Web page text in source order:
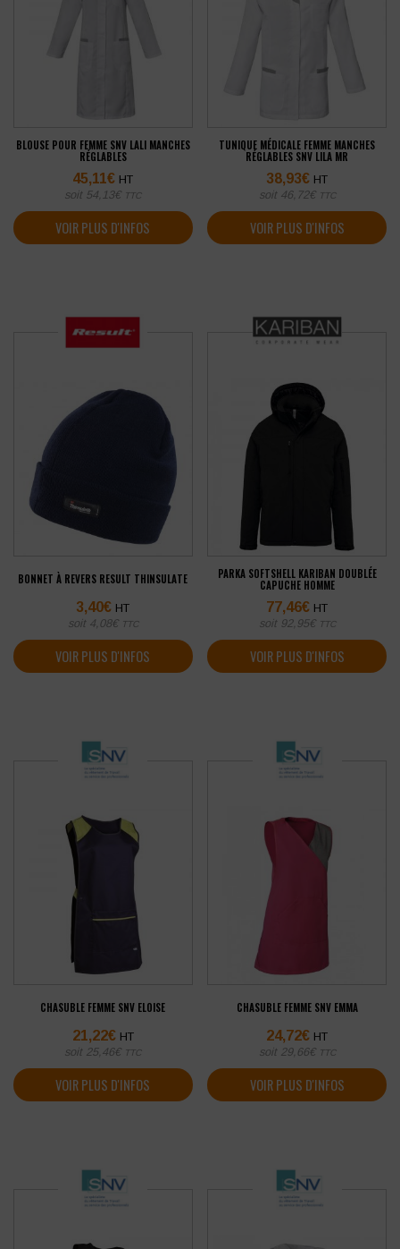
BLOUSE POUR FEMME SNV LALI MANCHES
RÉGLABLES
45,11€ HT
soit 54,13€ TTC
VOIR PLUS D'INFOS
TUNIQUE MÉDICALE FEMME MANCHES
RÉGLABLES SNV LILA MR
38,93€ HT
soit 46,72€ TTC
VOIR PLUS D'INFOS
BONNET À REVERS RESULT THINSULATE
3,40€ HT
soit 4,08€ TTC
VOIR PLUS D'INFOS
PARKA SOFTSHELL KARIBAN DOUBLÉE
CAPUCHE HOMME
77,46€ HT
soit 92,95€ TTC
VOIR PLUS D'INFOS
CHASUBLE FEMME SNV ELOISE
21,22€ HT
soit 25,46€ TTC
VOIR PLUS D'INFOS
CHASUBLE FEMME SNV EMMA
24,72€ HT
soit 29,66€ TTC
VOIR PLUS D'INFOS